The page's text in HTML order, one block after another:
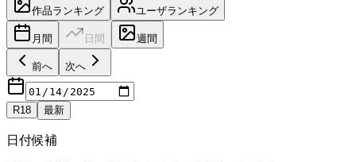
作品ランキング ユーザランキング
月間 日間 週間
前へ 次へ
R18 最新
日付候補